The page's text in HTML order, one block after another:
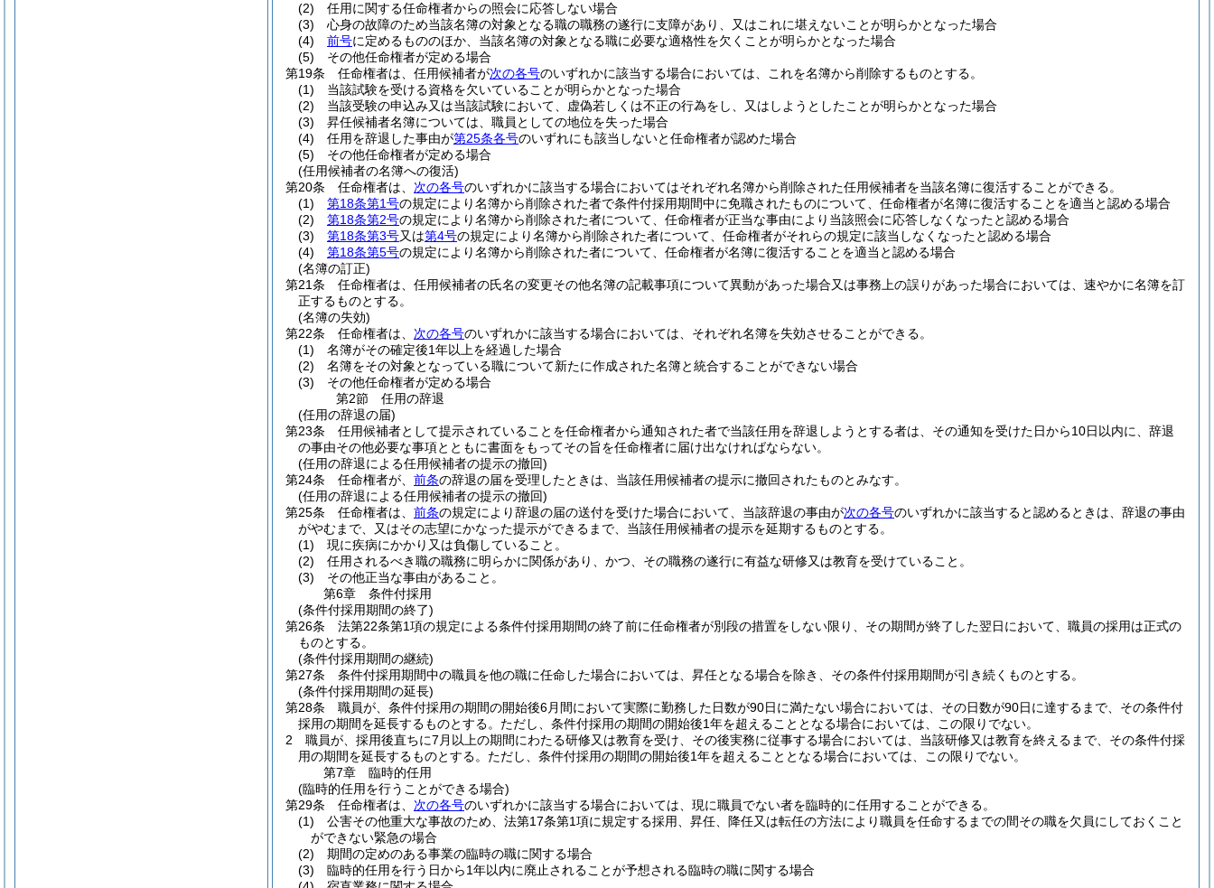
(2)
任用に関する任命権者からの照会に応答しない場合
(3)
心身の故障のため当該名簿の対象となる職の職務の遂行に支障があり、又はこれに堪えないことが明らかとなった場合
(4)
前号に定めるもののほか、当該名簿の対象となる職に必要な適格性を欠くことが明らかとなった場合
(5)
その他任命権者が定める場合
第19条
任命権者は、任用候補者が次の各号のいずれかに該当する場合においては、これを名簿から削除するものとする。
(1)
当該試験を受ける資格を欠いていることが明らかとなった場合
(2)
当該受験の申込み又は当該試験において、虚偽若しくは不正の行為をし、又はしようとしたことが明らかとなった場合
(3)
昇任候補者名簿については、職員としての地位を失った場合
(4)
任用を辞退した事由が第25条各号のいずれにも該当しないと任命権者が認めた場合
(5)
その他任命権者が定める場合
(任用候補者の名簿への復活)
第20条
任命権者は、 次の各号のいずれかに該当する場合においてはそれぞれ名簿から削除された任用候補者を当該名簿に復活することができる。
(1)
第18条第1号の規定により名簿から削除された者で条件付採用期間中に免職されたものについて、任命権者が名簿に復活することを適当と認める場合
(2)
第18条第2号の規定により名簿から削除された者について、任命権者が正当な事由により当該照会に応答しなくなったと認める場合
(3)
第18条第3号又は第4号の規定により名簿から削除された者について、任命権者がそれらの規定に該当しなくなったと認める場合
(4)
第18条第5号の規定により名簿から削除された者について、任命権者が名簿に復活することを適当と認める場合
(名簿の訂正)
第21条
任命権者は、任用候補者の氏名の変更その他名簿の記載事項について異動があった場合又は事務上の誤りがあった場合においては、速やかに名簿を訂
正するものとする。
(名簿の失効)
第22条
任命権者は、 次の各号のいずれかに該当する場合においては、それぞれ名簿を失効させることができる。
(1)
名簿がその確定後1年以上を経過した場合
(2)
名簿をその対象となっている職について新たに作成された名簿と統合することができない場合
(3)
その他任命権者が定める場合
第2節
任用の辞退
(任用の辞退の届)
第23条
任用候補者として提示されていることを任命権者から通知された者で当該任用を辞退しようとする者は、その通知を受けた日から10日以内に、辞退
の事由その他必要な事項とともに書面をもってその旨を任命権者に届け出なければならない。
(任用の辞退による任用候補者の提示の撤回)
第24条
任命権者が、 前条の辞退の届を受理したときは、当該任用候補者の提示に撤回されたものとみなす。
(任用の辞退による任用候補者の提示の撤回)
第25条
任命権者は、 前条の規定により辞退の届の送付を受けた場合において、当該辞退の事由が次の各号のいずれかに該当すると認めるときは、辞退の事由
がやむまで、又はその志望にかなった提示ができるまで、当該任用候補者の提示を延期するものとする。
(1)
現に疾病にかかり又は負傷していること。
(2)
任用されるべき職の職務に明らかに関係があり、かつ、その職務の遂行に有益な研修又は教育を受けていること。
(3)
その他正当な事由があること。
第6章
条件付採用
(条件付採用期間の終了)
第26条
法第22条第1項の規定による条件付採用期間の終了前に任命権者が別段の措置をしない限り、その期間が終了した翌日において、職員の採用は正式の
ものとする。
(条件付採用期間の継続)
第27条
条件付採用期間中の職員を他の職に任命した場合においては、昇任となる場合を除き、その条件付採用期間が引き続くものとする。
(条件付採用期間の延長)
第28条
職員が、条件付採用の期間の開始後6月間において実際に勤務した日数が90日に満たない場合においては、その日数が90日に達するまで、その条件付
採用の期間を延長するものとする。 ただし、条件付採用の期間の開始後1年を超えることとなる場合においては、この限りでない。
2
職員が、採用後直ちに7月以上の期間にわたる研修又は教育を受け、その後実務に従事する場合においては、当該研修又は教育を終えるまで、その条件付採
用の期間を延長するものとする。 ただし、条件付採用の期間の開始後1年を超えることとなる場合においては、この限りでない。
第7章
臨時的任用
(臨時的任用を行うことができる場合)
第29条
任命権者は、 次の各号のいずれかに該当する場合においては、現に職員でない者を臨時的に任用することができる。
(1)
公害その他重大な事故のため、法第17条第1項に規定する採用、昇任、降任又は転任の方法により職員を任命するまでの間その職を欠員にしておくこと
ができない緊急の場合
(2)
期間の定めのある事業の臨時の職に関する場合
(3)
臨時的任用を行う日から1年以内に廃止されることが予想される臨時の職に関する場合